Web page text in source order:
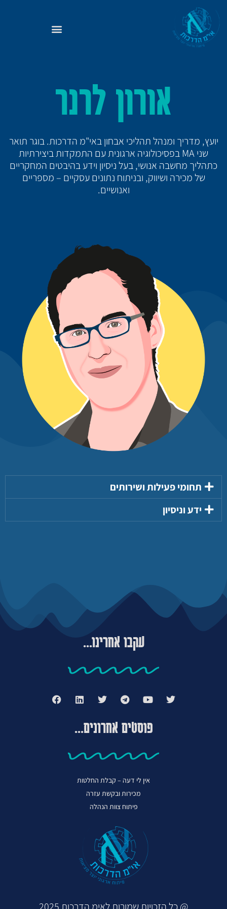
אורון לרנר
יועץ, מדריך ומנהל תהליכי אבחון באי"מ הדרכות. בוגר תואר
שני MA בפסיכולוגיה ארגונית עם התמקדות ביצירתיות
כתהליך מחשבה אנושי, בעל ניסיון וידע בהיבטים המחקריים
של מכירה ושיווק, ובניתוח נתונים עסקיים – מספריים
ואנושיים.
תחומי פעילות ושירותים
ידע וניסיון
עקבו אחרינו...
פוסטים אחרונים...
אין לי דעה – קבלת החלטות
מכירות ובקשת עזרה
פיתוח צוות הנהלה